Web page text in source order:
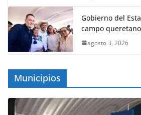
Gobierno del
campo
agosto 3, 2026
Municipios